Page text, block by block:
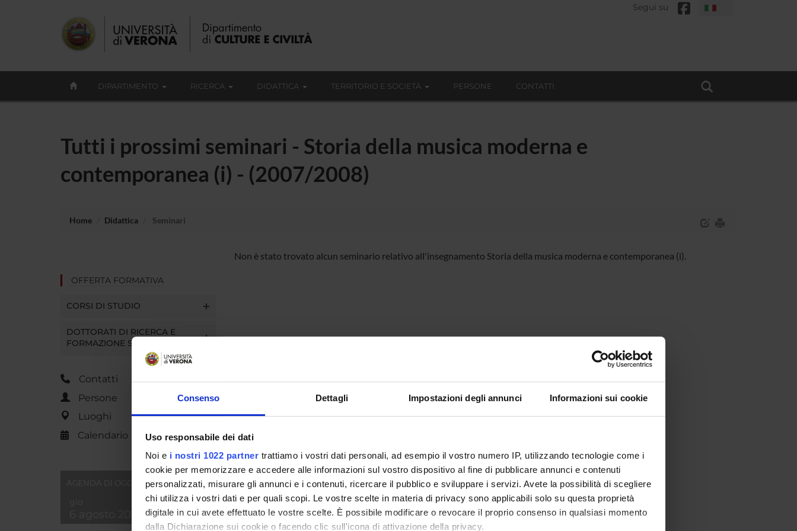
Consenso Dettagli Impostazioni degli annunci Informazioni sui cookie
Uso responsabile dei dati
Noi e i nostri 1022 partner trattiamo i vostri dati personali, ad esempio il vostro numero IP, utilizzando tecnologie come i
cookie per memorizzare e accedere alle informazioni sul vostro dispositivo al fine di pubblicare annunci e contenuti
personalizzati, misurare gli annunci e i contenuti, ricercare il pubblico e sviluppare i servizi. Avete la possibilità di scegliere
chi utilizza i vostri dati e per quali scopi. Le vostre scelte in materia di privacy sono applicabili solo su questa proprietà
digitale in cui avete effettuato le vostre scelte. È possibile modificare o revocare il proprio consenso in qualsiasi momento
dalla Dichiarazione sui cookie o facendo clic sull'icona di attivazione della privacy.
Segui su
DIPARTIMENTO RICERCA DIDATTICA TERRITORIO E SOCIETÀ PERSONE CONTATTI
Tutti i prossimi seminari - Storia della musica moderna e
contemporanea (i) - (2007/2008)
Home Didattica Seminari
OFFERTA FORMATIVA
CORSI DI STUDIO
DOTTORATI DI RICERCA E
FORMAZIONE SUPERIORE
Contatti
Persone
Luoghi
Calendario
Non è stato trovato alcun seminario relativo all'insegnamento Storia della musica moderna e contemporanea (i).